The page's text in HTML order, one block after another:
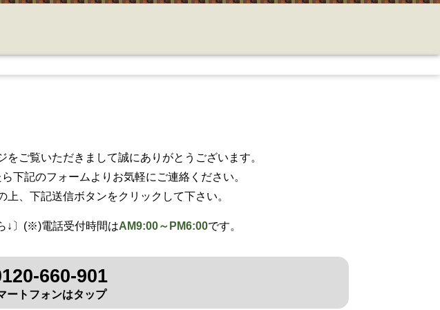
をご覧いただきまして誠にありがとうございます。
下記のフォームよりお気軽にご連絡ください。
上、下記送信ボタンをクリックして下さい。
↓〕(※)電話受付時間はAM9:00～PM6:00です。
660-901
ートフォンはタップ